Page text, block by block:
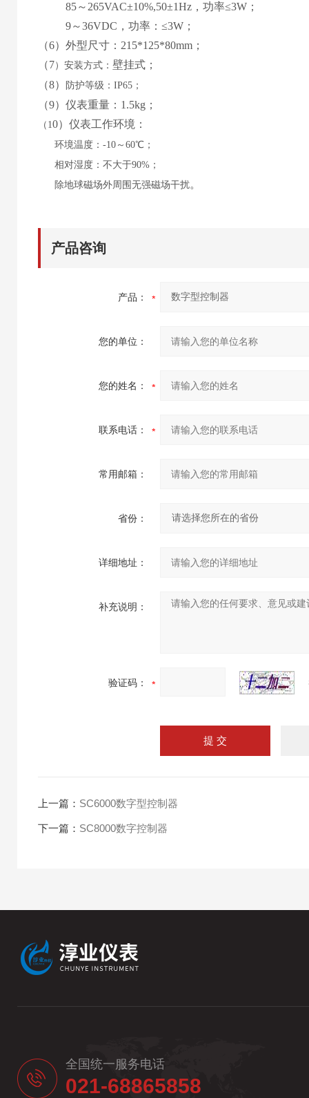
85～ 265VAC±10%,50±1Hz，功率≤3W；
9～36VDC，功率：≤3W；
（6）外型尺寸： 215*125*80mm ；
（7） 安装方式： 壁挂式 ；
（8） 防护等级： IP65；
（9）仪表重量： 1.5kg；
（ 10）仪表工作环境：
环境温度： -10～60℃；
相对湿度：不大于90%；
除地球磁场外周围无强磁场干扰。
产品咨询
产品：
您的单位：
您的姓名：
联系电话：
常用邮箱：
省份：
详细地址：
补充说明：
验证码：
上一篇： SC6000数字型控制器
下一篇： SC8000数字控制器
全国统一服务电话
021-68865858